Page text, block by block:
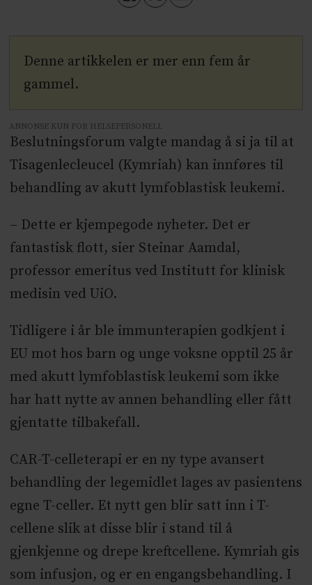
Denne artikkelen er mer enn fem år
gammel.
ANNONSE KUN FOR HELSEPERSONELL
Beslutningsforum valgte mandag å si ja til at
Tisagenlecleucel (Kymriah) kan innføres til
behandling av akutt lymfoblastisk leukemi.
– Dette er kjempegode nyheter. Det er
fantastisk flott, sier Steinar Aamdal,
professor emeritus ved Institutt for klinisk
medisin ved UiO.
Tidligere i år ble immunterapien godkjent i
EU mot hos barn og unge voksne opptil 25 år
med akutt lymfoblastisk leukemi som ikke
har hatt nytte av annen behandling eller fått
gjentatte tilbakefall.
CAR-T-celleterapi er en ny type avansert
behandling der legemidlet lages av pasientens
egne T-celler. Et nytt gen blir satt inn i T-
cellene slik at disse blir i stand til å
gjenkjenne og drepe kreftcellene. Kymriah gis
som infusjon, og er en engangsbehandling. I